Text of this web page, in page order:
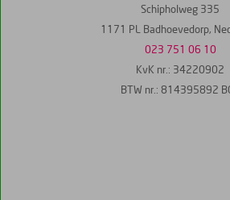
Schipholweg 335
1171 PL Badhoevedorp,
023 751 06 10
KvK nr.: 34220902
BTW nr.: 814395892